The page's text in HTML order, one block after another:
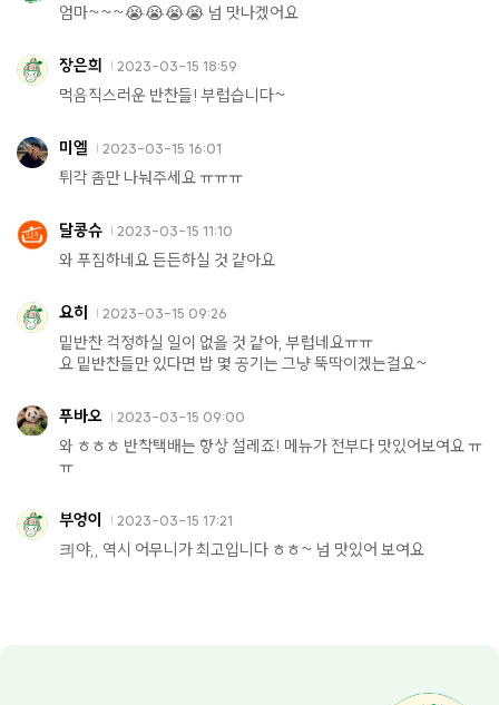
엄마~~~😭😭😭😭 넘 맛나겠어요
장은희 2023-03-15 18:59
먹음직스러운 반찬들! 부럽습니다~
미엘 2023-03-15 16:01
튀각 좀만 나눠주세요 ㅠㅠㅠ
달콩슈 2023-03-15 11:10
와 푸짐하네요 든든하실 것 같아요
요히 2023-03-15 09:26
밑반찬 걱정하실 일이 없을 것 같아, 부럽네요ㅠㅠ
요 밑반찬들만 있다면 밥 몇 공기는 그냥 뚝딱이겠는걸요~
푸바오 2023-03-15 09:00
와 ㅎㅎㅎ 반착택배는 항상 설레죠! 메뉴가 전부다 맛있어보여요 ㅠ
ㅠ
부엉이 2023-03-15 17:21
킈야,, 역시 어무니가 최고입니다 ㅎㅎ~ 넘 맛있어 보여요